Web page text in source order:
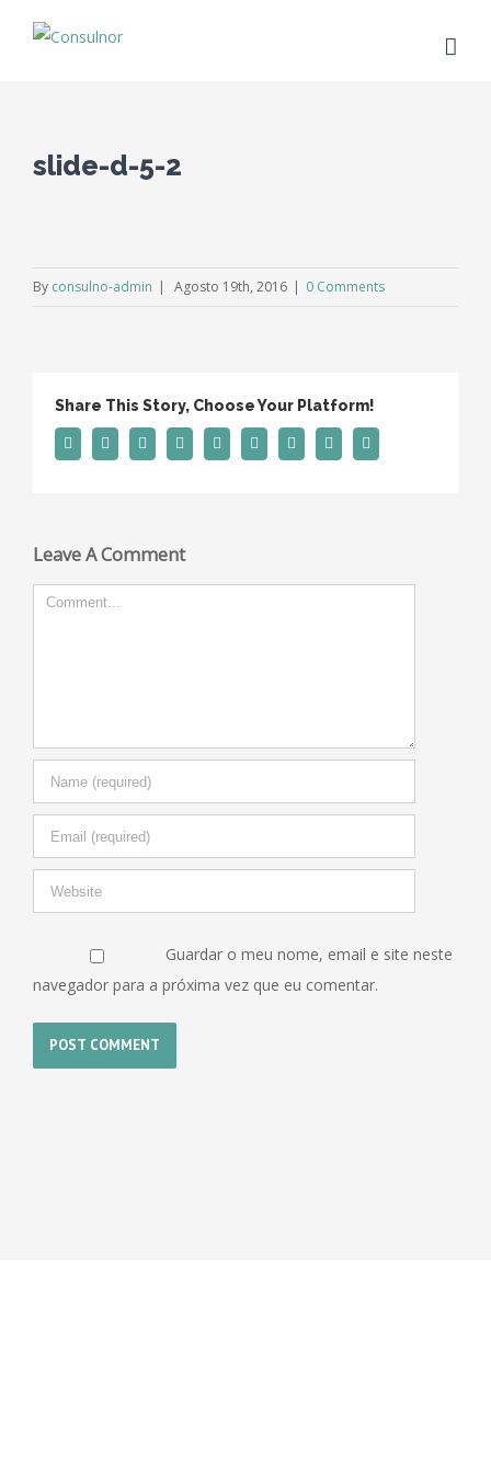
slide-d-5-2
By consulno-admin | Agosto 19th, 2016 | 0 Comments
Share This Story, Choose Your Platform!
FacebookTwitter LinkedinReddit Tumblr Google+Pinterest
Leave A Comment
Comment
Guardar o meu nome, email e site neste
navegador para a próxima vez que eu comentar.